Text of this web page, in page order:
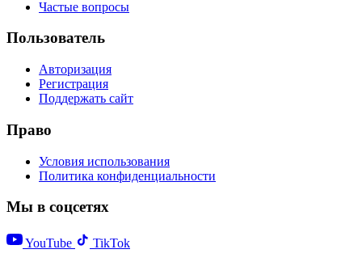
Частые вопросы
Пользователь
Авторизация
Регистрация
Поддержать сайт
Право
Условия использования
Политика конфиденциальности
Мы в соцсетях
YouTube
TikTok